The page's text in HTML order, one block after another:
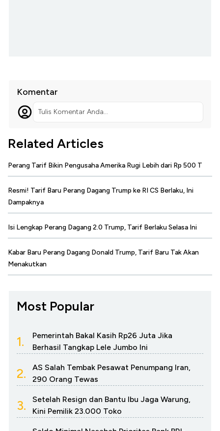
Komentar
Tulis Komentar Anda...
Related Articles
Perang Tarif Bikin Pengusaha Amerika Rugi Lebih dari Rp 500 T
Resmi! Tarif Baru Perang Dagang Trump ke RI CS Berlaku, Ini
Dampaknya
Isi Lengkap Perang Dagang 2.0 Trump, Tarif Berlaku Selasa Ini
Kabar Baru Perang Dagang Donald Trump, Tarif Baru Tak Akan
Menakutkan
Most Popular
1.
Pemerintah Bakal Kasih Rp26 Juta Jika
Berhasil Tangkap Lele Jumbo Ini
2.
AS Salah Tembak Pesawat Penumpang Iran,
290 Orang Tewas
3.
Setelah Resign dan Bantu Ibu Jaga Warung,
Kini Pemilik 23.000 Toko